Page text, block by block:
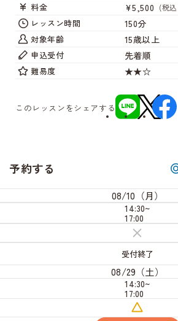
料金 ¥5,500 (税
レッスン時間 150分
対象年齢 15歳以上
申込受付 先着順
難易度 ★★☆
このレッスンをシェアする
予約する
08/10（月）
14:30~
17:00
受
付
了
受付終了
08/29（土）
14:30~
17:00
残
り